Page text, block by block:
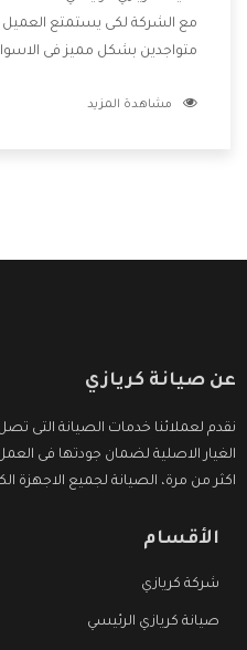
مع الشركة لكى يستمتع العميل
متواجدين بشكل مميز فى
الشركة بها والتى تكون منها
مشاهدة المزيد
عن صيانة كريازي
نقدم لعملائنا خدمات الصيانة التى
الغيار الاصلية لضمان جودتها فى
اكثر من مرة، الصيانة لجميع الاجهزة
الأقسام
شركة كريازي
صيانة كريازي الرئيسي